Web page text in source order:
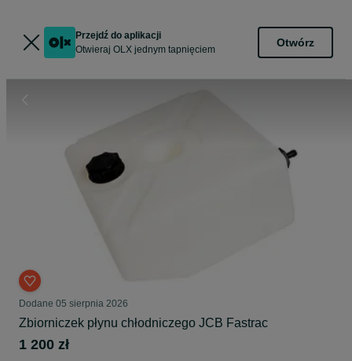
Przejdź do aplikacji
Otwieraj OLX jednym tapnięciem
Otwórz
Dodane 05 sierpnia 2026
Zbiorniczek płynu chłodniczego JCB Fastrac
1 200 zł